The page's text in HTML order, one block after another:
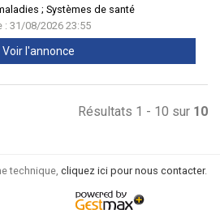
; Systèmes de santé
: 31/08/2026 23:55
Voir l'annonce
Résultats 1 - 10 sur 10
technique, cliquez ici pour nous contacter.